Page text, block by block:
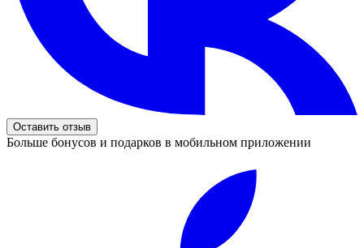
Оставить отзыв
Больше бонусов и подарков в мобильном приложении